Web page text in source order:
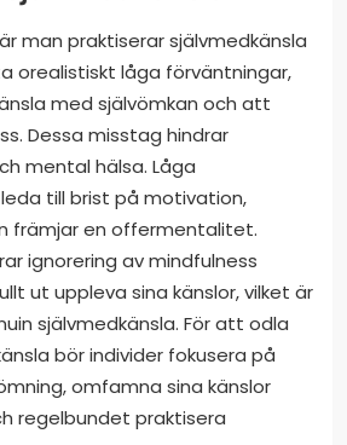
man praktiserar självmedkänsla
orealistiskt låga förväntningar,
med självömkan och att
Dessa misstag hindrar
mental hälsa. Låga
till brist på motivation,
främjar en offermentalitet.
ignorering av mindfulness
ut uppleva sina känslor, vilket är
självmedkänsla. För att odla
bör individer fokusera på
omfamna sina känslor
regelbundet praktisera